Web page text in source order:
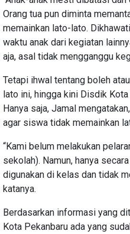
Orang tua pun diminta
memainkan lato-lato.
waktu anak dari kegiatan
aja, asal tidak mengganggu
Tetapi ihwal tentang boleh
lato ini, hingga kini Disdik
Hanya saja, Jamal
agar siswa tidak memainkan
“Kami belum melakukan
sekolah). Namun, hanya
digunakan di kelas dan tidak
katanya.
Berdasarkan informasi yang
Kota Pekanbaru ada yang